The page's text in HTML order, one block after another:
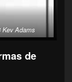
Kev Adams
de